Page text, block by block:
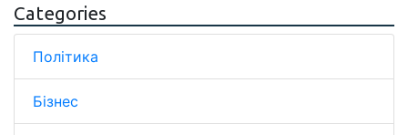
Categories
Політика
Бізнес